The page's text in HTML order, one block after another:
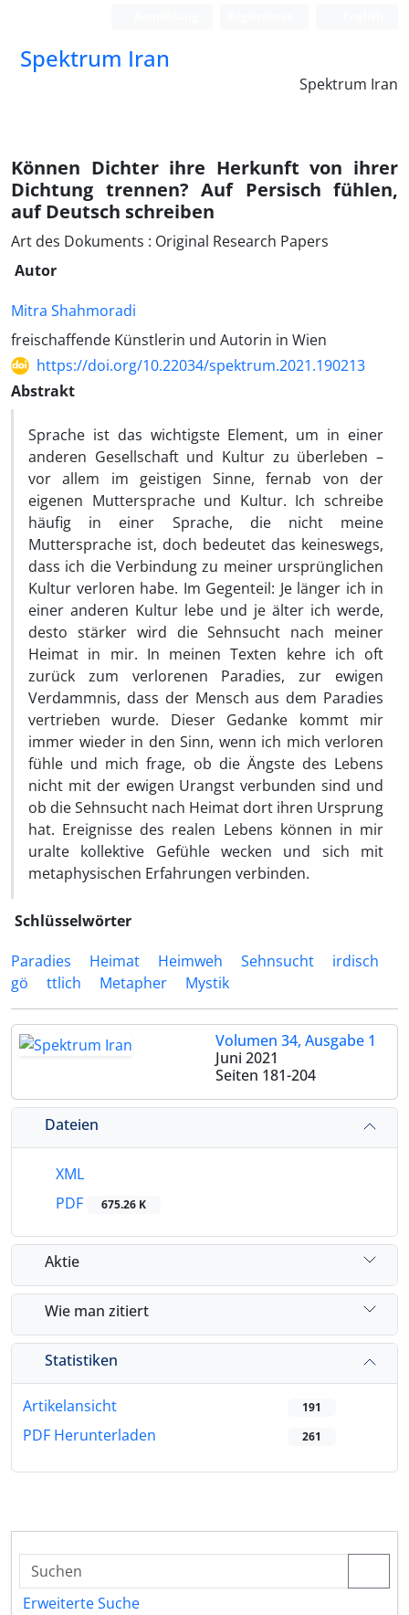
Spektrum Iran
Spektrum Iran
Können Dichter ihre Herkunft von ihrer
Dichtung trennen? Auf Persisch fühlen,
auf Deutsch schreiben
Art des Dokuments : Original Research Papers
Autor
Mitra Shahmoradi
freischaffende Künstlerin und Autorin in Wien
https://doi.org/10.22034/spektrum.2021.190213
Abstrakt
Sprache ist das wichtigste Element, um in einer
anderen Gesellschaft und Kultur zu überleben –
vor allem im geistigen Sinne, fernab von der
eigenen Muttersprache und Kultur. Ich schreibe
häufig in einer Sprache, die nicht meine
Muttersprache ist, doch bedeutet das keineswegs,
dass ich die Verbindung zu meiner ursprünglichen
Kultur verloren habe. Im Gegenteil: Je länger ich in
einer anderen Kultur lebe und je älter ich werde,
desto stärker wird die Sehnsucht nach meiner
Heimat in mir. In meinen Texten kehre ich oft
zurück zum verlorenen Paradies, zur ewigen
Verdammnis, dass der Mensch aus dem Paradies
vertrieben wurde. Dieser Gedanke kommt mir
immer wieder in den Sinn, wenn ich mich verloren
fühle und mich frage, ob die Ängste des Lebens
nicht mit der ewigen Urangst verbunden sind und
ob die Sehnsucht nach Heimat dort ihren Ursprung
hat. Ereignisse des realen Lebens können in mir
uralte kollektive Gefühle wecken und sich mit
metaphysischen Erfahrungen verbinden.
Schlüsselwörter
Paradies
Heimat Heimweh Sehnsucht
irdisch
gö
ttlich Metapher Mystik
Volumen 34, Ausgabe 1
Juni 2021
Seiten 181-204
Dateien
XML
PDF
675.26 K
Aktie
Wie man zitiert
Statistiken
Artikelansicht 191
PDF Herunterladen 261
Erweiterte Suche